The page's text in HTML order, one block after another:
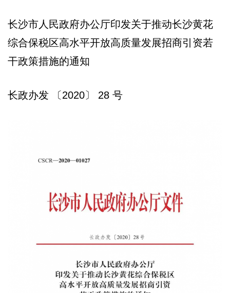
长沙市人民政府办公厅印发关于推动长沙黄花
综合保税区高水平开放高质量发展招商引资若
干政策措施的通知
长政办发 〔2020〕 28 号